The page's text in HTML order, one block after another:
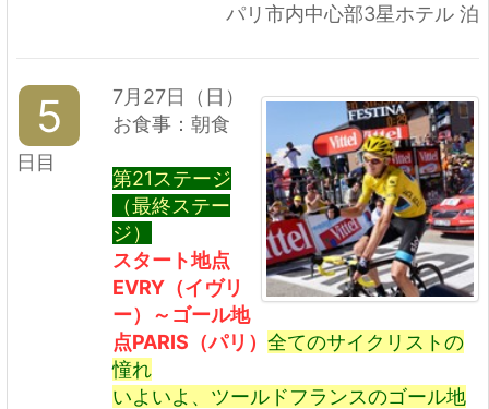
パリ市内中心部3星ホテル 泊
5
日目
7月27日（日）
お食事：朝食
第21ステージ
（最終ステー
ジ）
スタート地点
EVRY（イヴリ
ー）～ゴール地
点PARIS（パリ） 全てのサイクリストの
憧れ
いよいよ、ツールドフランスのゴール地